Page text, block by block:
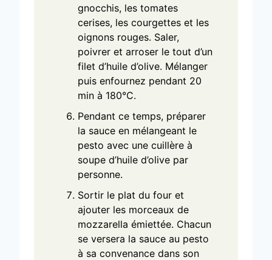
gnocchis, les tomates
cerises, les courgettes et les
oignons rouges. Saler,
poivrer et arroser le tout d’un
filet d’huile d’olive. Mélanger
puis enfournez pendant 20
min à 180°C.
Pendant ce temps, préparer
la sauce en mélangeant le
pesto avec une cuillère à
soupe d’huile d’olive par
personne.
Sortir le plat du four et
ajouter les morceaux de
mozzarella émiettée. Chacun
se versera la sauce au pesto
à sa convenance dans son